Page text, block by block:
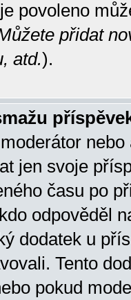
povoleno
přidat
atd.).
jen svoje
času po
odpověděl
dodatek u
Tento
pokud